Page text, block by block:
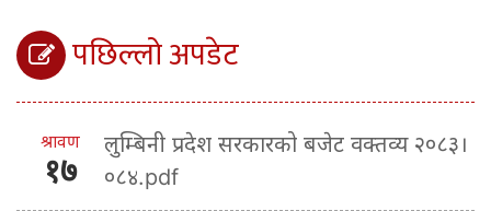
पछिल्लो अपडेट
श्रावण
१७
लुम्बिनी प्रदेश सरकारको बजेट वक्तव्य २०८३।
०८४.pdf